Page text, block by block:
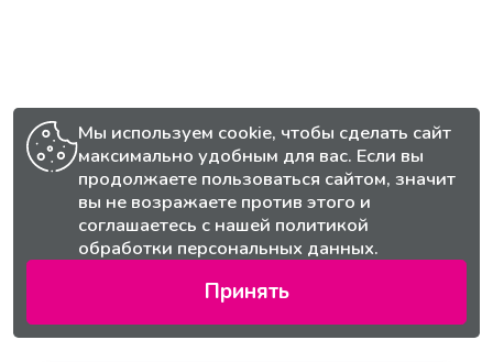
Мы используем cookie, чтобы сделать сайт
максимально удобным для вас. Если вы
продолжаете пользоваться сайтом, значит
вы не возражаете против этого и
соглашаетесь с нашей политикой
обработки персональных данных.
Принять